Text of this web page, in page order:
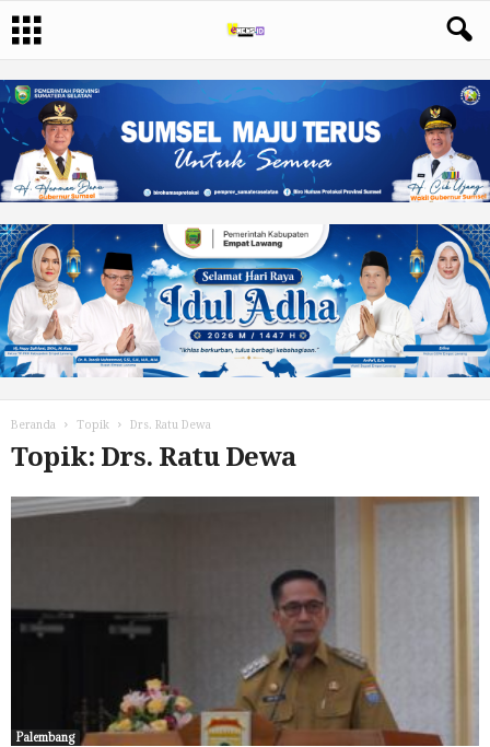
Beranda Topik Drs. Ratu Dewa
Topik: Drs. Ratu Dewa
Palembang